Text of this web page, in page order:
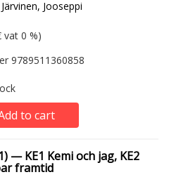
Järvinen, Jooseppi
hinta
vat 0 %)
9789511360858
to cart
— KE1 Kemi och jag, KE2
framtid